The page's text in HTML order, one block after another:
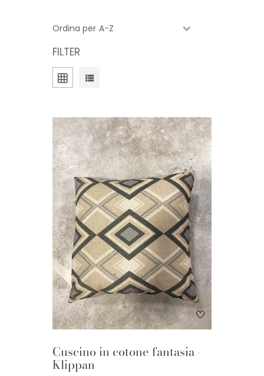
Ordina per
FILTER
Cuscino in cotone fantasia -
Klippan